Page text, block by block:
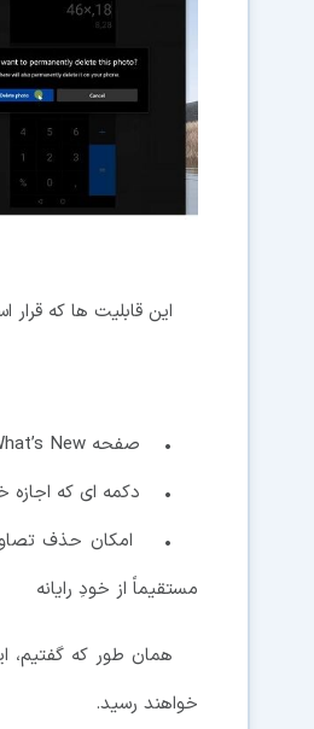
این قابلیت ها که
• صفحه What’s New تا کاربران از طریق آن بتوانند با ویژگی های جدید اضافه شده آشنا شوند
• دکمه ای که اجازه
• امکان حذف
مستقیماً از خودِ رایانه
همان طور که گفتیم،
خواهند رسید.